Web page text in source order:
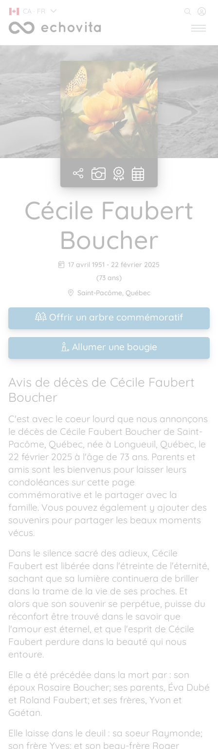
CA · FR
Cécile Faubert
Boucher
17 avril 1951 - 22 février 2025
(73 ans)
Saint-Pacôme, Québec
Offrir un arbre commémoratif
Allumer une bougie
Avis de décès de Cécile Faubert
Boucher
C'est avec le coeur lourd que nous annonçons
le décès de Cécile Faubert Boucher de Saint-
Pacôme, Québec, née à Longueuil, Québec, le
22 février 2025 à l'âge de 73 ans. Parents et
amis sont les bienvenus pour laisser leurs
condoléances sur cette page
commémorative et le partager avec la
famille. Vous pouvez également y ajouter des
souvenirs pour partager les beaux moments
vécus.
Dans le silence sacré des adieux, Cécile
Faubert est libérée dans l'étreinte de l'éternité,
sachant que sa lumière continuera de briller
dans la trame de la vie de ses proches. Et
alors que son souvenir se perpétue, puisse du
réconfort être trouvé dans le savoir que
l'amour est éternel, et que l'esprit de Cécile
Faubert perdure dans la beauté qui nous
entoure.
Elle a été précédée dans la mort par : son
époux Rosaire Boucher; ses parents, Éva Dubé
et Roland Faubert; et ses frères, Yvon et
Gaétan.
Elle laisse dans le deuil : sa soeur Raymonde;
son frère Yves; et son beau-frère Roger